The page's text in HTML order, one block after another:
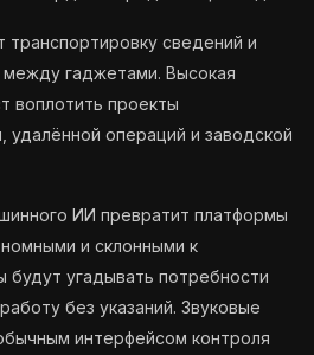
транспортировку сведений и
гаджетами. Высокая
воплотить проекты
удалённой операций и заводской
ИИ превратит платформы
и склонными к
угадывать потребности
без указаний. Звуковые
интерфейсом контроля